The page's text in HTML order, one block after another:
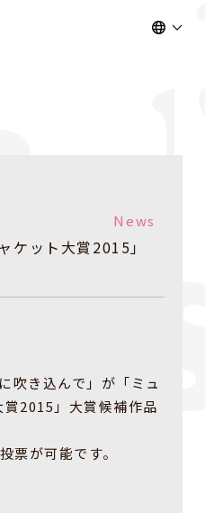
News
ケット大賞2015」
き込んで」が「ミュ
2015」大賞候補作品
票が可能です。